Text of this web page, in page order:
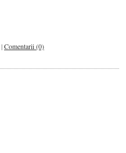
|Comentarii (0)